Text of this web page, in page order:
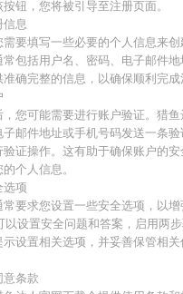
钮，您将被引导至注册页面。
信息
要填写一些必要的个人信息来创
常包括用户名、密码、电子邮件
确完整的信息，以确保顺利完成
您可能需要进行账户验证。 猎
邮件地址或手机号码发送一条验
证操作。这有助于确保账户的
个人信息。
项
常要求您设置一些安全选项，以
设置安全问题和答案，启用两
设置相关选项，并妥善保管相
条款